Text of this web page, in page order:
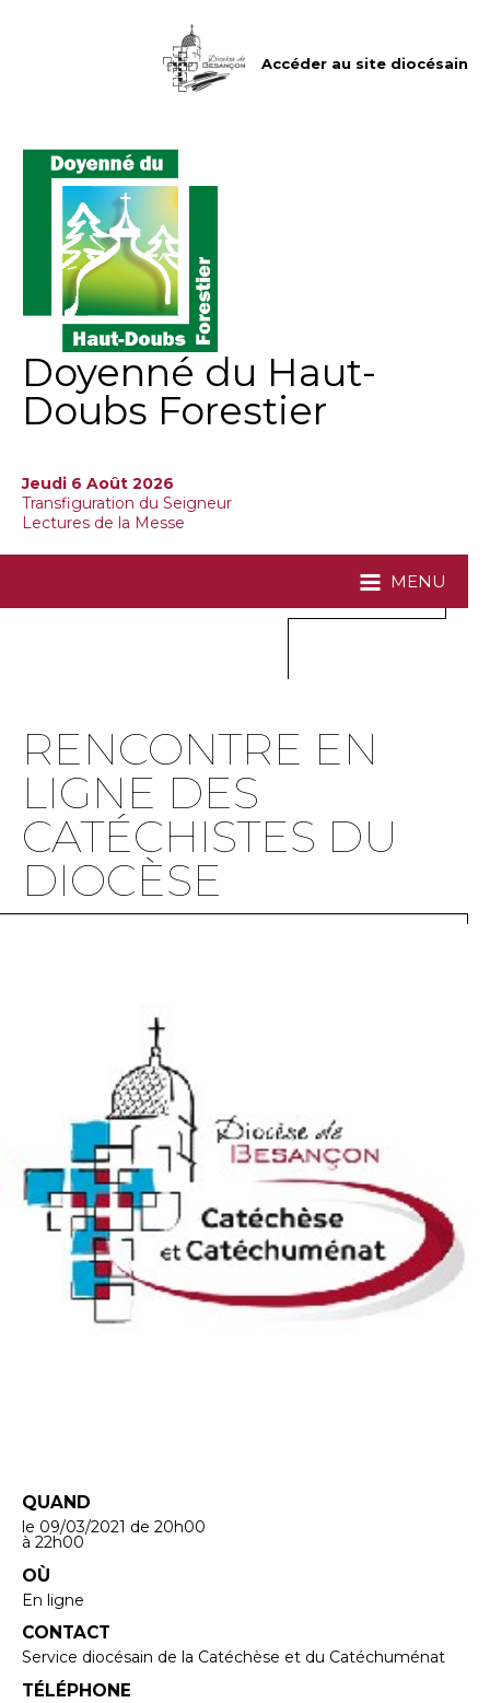
Accéder au site diocésain
Doyenné du Haut-
Doubs Forestier
Jeudi 6 Août 2026
Transfiguration du Seigneur
Lectures de la Messe
MENU
RENCONTRE EN
LIGNE DES
CATÉCHISTES DU
DIOCÈSE
QUAND
le 09/03/2021 de 20h00
à 22h00
OÙ
En ligne
CONTACT
Service diocésain de la Catéchèse et du Catéchuménat
TÉLÉPHONE